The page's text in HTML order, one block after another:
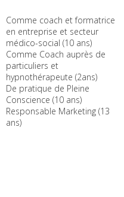
Comme coach et formatrice
en entreprise et secteur
médico-social (10 ans)
Comme Coach auprès de
particuliers et
hypnothérapeute (2ans)
De pratique de Pleine
Conscience (10 ans)
Responsable Marketing (13
ans)